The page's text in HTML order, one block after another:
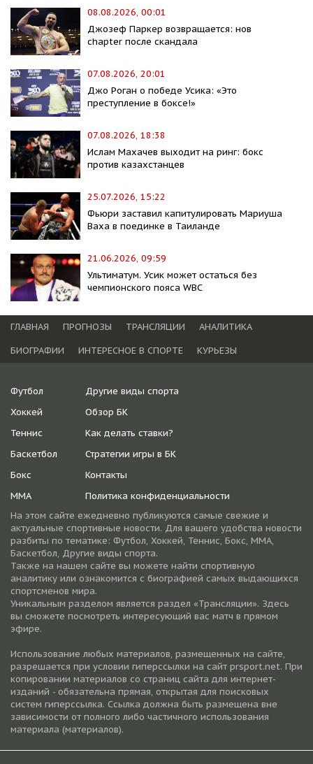
08.08.2026, 00:01
Джозеф Паркер возвращается: нов
chapter после скандала
07.08.2026, 20:01
Джо Роган о победе Усика: «Это
преступление в боксе!»
07.08.2026, 18:38
Ислам Махачев выходит на ринг: бокс
против казахстанцев
25.07.2026, 15:22
Фьюри заставил капитулировать Мариуша
Ваха в поединке в Таиланде
21.06.2026, 09:59
Ультиматум. Усик может остаться без
чемпионского пояса WBC
ГЛАВНАЯ ПРОГНОЗЫ ТРАНСЛЯЦИИ
АНАЛИТИКА
БИОГРАФИИ
ИНТЕРЕСНОЕ В СПОРТЕ КУРЬЕЗЫ
Футбол
Хоккей
Теннис
Баскетбол
Бокс
ММА
Другие виды спорта
Обзор БК
Как делать ставки?
Стратегии игры в БК
Контакты
Политика конфиденциальности
На этом сайте ежедневно публикуются самые свежие и
актуальные спортивные новости. Для вашего удобства новости
разбиты по тематике: Футбол, Хоккей, Теннис, Бокс, ММА,
Баскетбол, Другие виды спорта.
Также на нашем сайте вы можете найти спортивную
аналитику или ознакомится с биографией самых выдающихся
спортсменов мира.
Уникальным разделом является раздел «Трансляции». Здесь
вы сможете посмотреть интересующий вас матч в прямом
эфире.
Использование любых материалов, размещенных на сайте,
разрешается при условии гиперссылки на cайт prsport.net. При
копировании материалов со страниц сайта для интернет-
изданий - обязательна прямая, открытая для поисковых
систем гиперссылка. Ссылка должна быть размещена вне
зависимости от полного либо частичного использования
материала (материалов).